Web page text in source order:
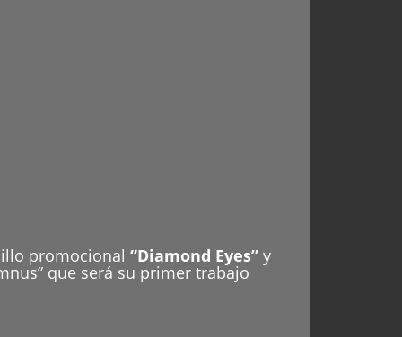
promocional “Diamond Eyes” y
que será su primer trabajo